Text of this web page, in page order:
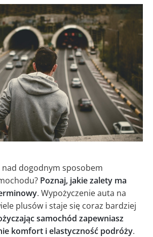
nad dogodnym sposobem
Poznaj, jakie zalety ma
. Wypożyczenie auta na
plusów i staje się coraz bardziej
samochód zapewniasz
komfort i elastyczność podróży.